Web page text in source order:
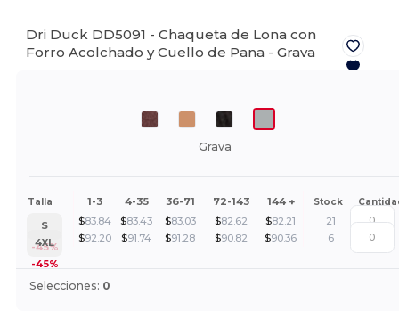
Dri Duck DD5091 - Chaqueta de Lona con
Forro Acolchado y Cuello de Pana -Grava
Grava
Talla 1-3 4-35 36-71 72-143 144 + Stock
S
-45%
$83.84 $83.43 $83.03 $82.62 $82.21
21
4XL
-45%
$92.20 $91.74 $91.28 $90.82 $90.36 6
Selecciones: 0